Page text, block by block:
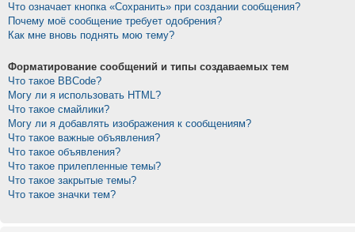
Что означает кнопка «Сохранить» при создании сообщения?
Почему моё сообщение требует одобрения?
Как мне вновь поднять мою тему?
Форматирование сообщений и типы создаваемых тем
Что такое BBCode?
Могу ли я использовать HTML?
Что такое смайлики?
Могу ли я добавлять изображения к сообщениям?
Что такое важные объявления?
Что такое объявления?
Что такое прилепленные темы?
Что такое закрытые темы?
Что такое значки тем?